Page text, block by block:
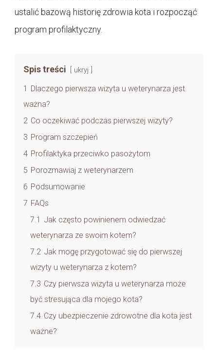
ustalić bazową historię zdrowia kota i rozpocząć
program profilaktyczny.
Spis treści ukryj
1 Dlaczego pierwsza wizyta u weterynarza jest
ważna?
2 Co oczekiwać podczas pierwszej wizyty?
3 Program szczepień
4 Profilaktyka przeciwko pasożytom
5 Porozmawiaj z weterynarzem
6 Podsumowanie
7 FAQs
7.1 Jak często powinienem odwiedzać
weterynarza ze swoim kotem?
7.2 Jak mogę przygotować się do pierwszej
wizyty u weterynarza z kotem?
7.3 Czy pierwsza wizyta u weterynarza może
być stresująca dla mojego kota?
7.4 Czy ubezpieczenie zdrowotne dla kota jest
ważne?